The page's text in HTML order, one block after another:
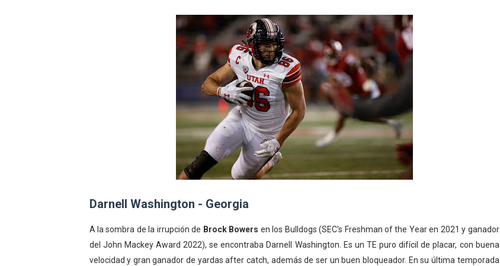
Darnell Washington - Georgia
A la sombra de la irrupción de Brock Bowers en los Bulldogs (SEC's Freshman of the Year en 2021 y ganador
del John Mackey Award 2022), se encontraba Darnell Washington. Es un TE puro difícil de placar, con buena
velocidad y gran ganador de yardas after catch, además de ser un buen bloqueador. En su última temporada